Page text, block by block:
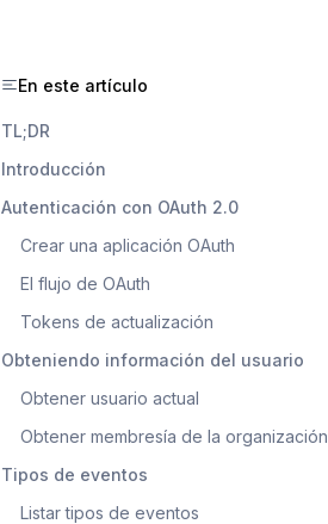
En este artículo
TL;DR
Introducción
Autenticación con OAuth 2.0
Crear una aplicación OAuth
El flujo de OAuth
Tokens de actualización
Obteniendo información del usuario
Obtener usuario actual
Obtener membresía de la organización
Tipos de eventos
Listar tipos de eventos